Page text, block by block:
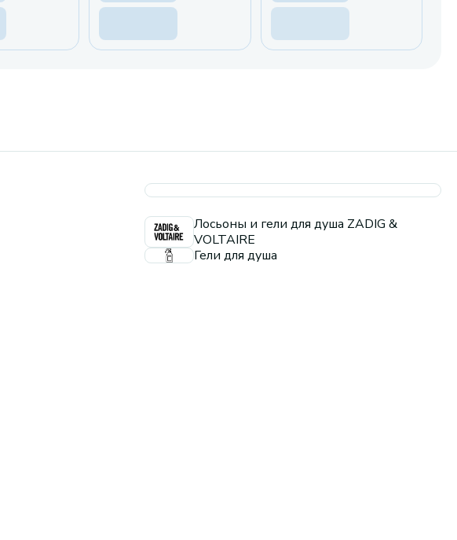
Лосьоны и гели для душа ZADIG &
VOLTAIRE
Гели для душа